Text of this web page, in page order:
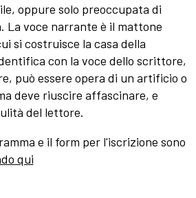
oppure solo preoccupata di
La voce narrante è il mattone
si costruisce la casa della
con la voce dello scrittore,
può essere opera di un artificio o
deve riuscire affascinare, e
del lettore.
e il form per l'iscrizione sono
qui